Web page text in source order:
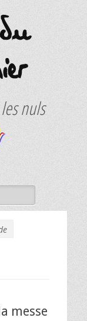
nuls
messe